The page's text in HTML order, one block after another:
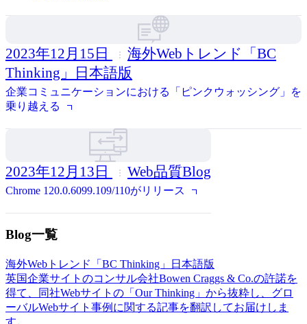
2023年12月15日
海外Webトレンド「BC
Thinking」日本語版
企業コミュニケーションにおける「ピンクウォッシング」を
乗り越える
2023年12月13日 Web品質Blog
Chrome 120.0.6099.109/110がリリース
Blog一覧
海外Webトレンド「BC Thinking」日本語版
英国企業サイトのコンサル会社Bowen Craggs & Co.の許諾を
得て、同社Webサイトの「Our Thinking」から抜粋し、グロ
ーバルWebサイト事例に関する記事を翻訳してお届けしま
す。